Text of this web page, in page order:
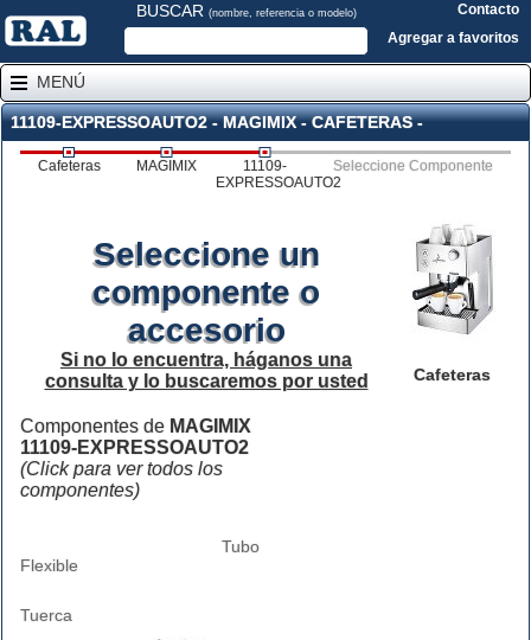
BUSCAR (nombre, referencia o modelo)
Contacto
Agregar a favoritos
MENÚ
11109-EXPRESSOAUTO2 - MAGIMIX - CAFETERAS -
Cafeteras MAGIMIX
11109-
EXPRESSOAUTO2
Seleccione Componente
Cafeteras
Seleccione un
componente o
accesorio
Si no lo encuentra, háganos una
consulta y lo buscaremos por usted
Componentes de MAGIMIX
11109-EXPRESSOAUTO2
(Click para ver todos los
componentes)
Tubo
Flexible
Tuerca